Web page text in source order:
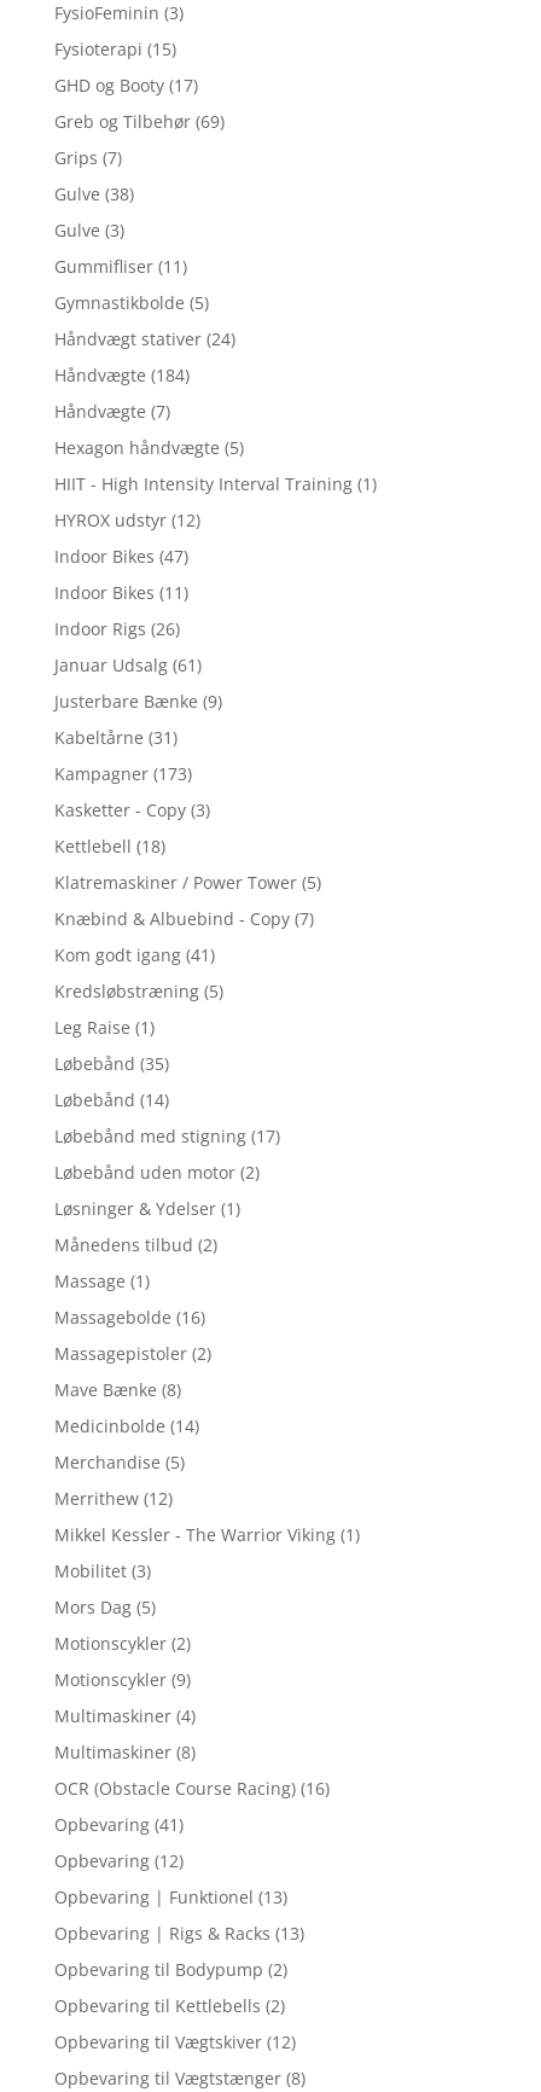
FysioFeminin (3)
Fysioterapi (15)
GHD og Booty (17)
Greb og Tilbehør (69)
Grips (7)
Gulve (38)
Gulve (3)
Gummifliser (11)
Gymnastikbolde (5)
Håndvægt stativer (24)
Håndvægte (184)
Håndvægte (7)
Hexagon håndvægte (5)
HIIT - High Intensity Interval Training (1)
HYROX udstyr (12)
Indoor Bikes (47)
Indoor Bikes (11)
Indoor Rigs (26)
Januar Udsalg (61)
Justerbare Bænke (9)
Kabeltårne (31)
Kampagner (173)
Kasketter - Copy (3)
Kettlebell (18)
Klatremaskiner / Power Tower (5)
Knæbind & Albuebind - Copy (7)
Kom godt igang (41)
Kredsløbstræning (5)
Leg Raise (1)
Løbebånd (35)
Løbebånd (14)
Løbebånd med stigning (17)
Løbebånd uden motor (2)
Løsninger & Ydelser (1)
Månedens tilbud (2)
Massage (1)
Massagebolde (16)
Massagepistoler (2)
Mave Bænke (8)
Medicinbolde (14)
Merchandise (5)
Merrithew (12)
Mikkel Kessler - The Warrior Viking (1)
Mobilitet (3)
Mors Dag (5)
Motionscykler (2)
Motionscykler (9)
Multimaskiner (4)
Multimaskiner (8)
OCR (Obstacle Course Racing) (16)
Opbevaring (41)
Opbevaring (12)
Opbevaring | Funktionel (13)
Opbevaring | Rigs & Racks (13)
Opbevaring til Bodypump (2)
Opbevaring til Kettlebells (2)
Opbevaring til Vægtskiver (12)
Opbevaring til Vægtstænger (8)